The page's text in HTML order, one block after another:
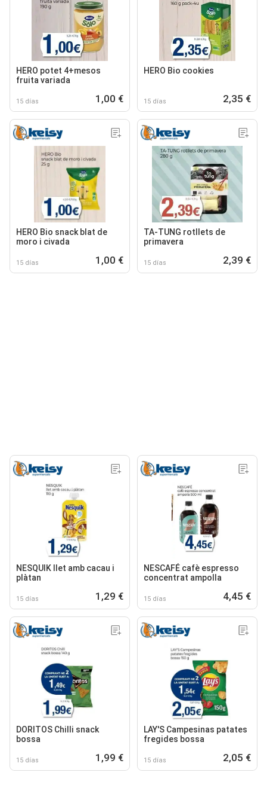
HERO potet 4+mesos
fruita variada
15 días 1,00 €
HERO Bio cookies
15 días 2,35 €
HERO Bio snack blat de
moro i civada
15 días 1,00 €
TA-TUNG rotllets de
primavera
15 días 2,39 €
NESQUIK llet amb cacau i
plàtan
15 días 1,29 €
NESCAFÉ cafè espresso
concentrat ampolla
15 días 4,45 €
DORITOS Chilli snack
bossa
15 días 1,99 €
LAY'S Campesinas patates
fregides bossa
15 días 2,05 €